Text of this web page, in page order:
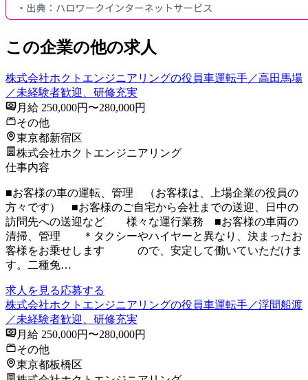
この企業の他の求人
株式会社ホクトエンジニアリングの役員車運転手／高田馬場
／未経験者歓迎、研修充実
月給 250,000円〜280,000円
その他
東京都新宿区
株式会社ホクトエンジニアリング
仕事内容
■お客様の車の運転、管理 （お客様は、上場企業の役員の
方々です） ■お客様のご自宅から会社までの送迎、日中の
訪問先への送迎など 様々な運行業務 ■お客様の車両の
清掃、管理 ＊タクシーやハイヤーと異なり、決まったお
客様をお乗せします ので、安定して働いていただけま
す。二種免…
求人を見る応募する
株式会社ホクトエンジニアリングの役員車運転手／浮間船渡
／未経験者歓迎、研修充実
月給 250,000円〜280,000円
その他
東京都板橋区